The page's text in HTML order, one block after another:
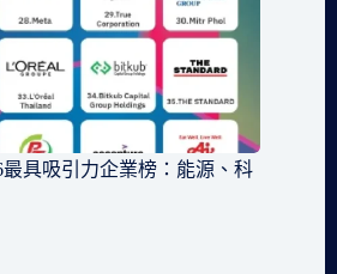
最具吸引力企業榜：能源、科